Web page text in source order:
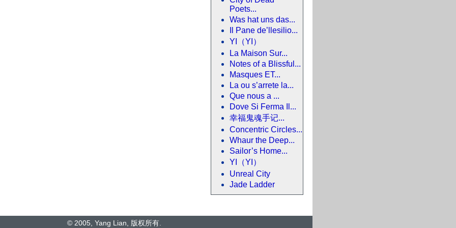
Poets...
Was hat uns das...
Il Pane de’llesilio...
YI（YI）
La Maison Sur...
Notes of a Blissful...
Masques ET...
La ou s’arrete la...
Que nous a ...
Dove Si Ferma Il...
幸福鬼魂手记...
Concentric Circles...
Whaur the Deep...
Sailor’s Home...
YI（YI）
Unreal City
Jade Ladder
© 2005, Yang Lian, 版权所有.